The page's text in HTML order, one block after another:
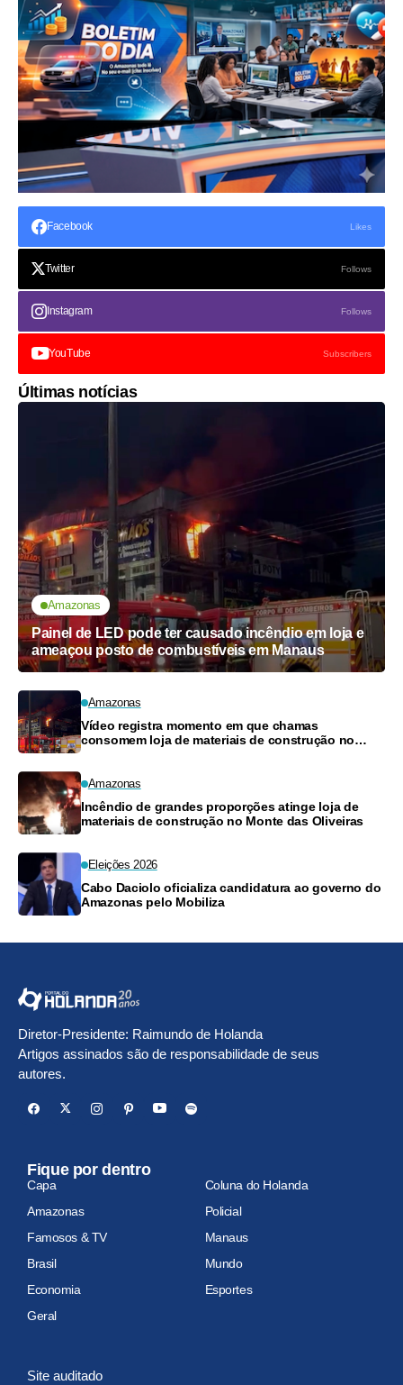
Facebook Likes
Twitter Follows
Instagram Follows
YouTube Subscribers
Últimas notícias
Amazonas
Painel de LED pode ter causado incêndio em loja e
ameaçou posto de combustíveis em Manaus
Amazonas
Vídeo registra momento em que chamas
consomem loja de materiais de construção no
Amazonas
Incêndio de grandes proporções atinge loja de
materiais de construção no Monte das Oliveiras
Eleições 2026
Cabo Daciolo oficializa candidatura ao governo do
Amazonas pelo Mobiliza
Diretor-Presidente: Raimundo de Holanda
Artigos assinados são de responsabilidade de seus
autores.
Fique por dentro
Capa
Coluna do Holanda
Amazonas
Policial
Famosos & TV
Manaus
Brasil
Mundo
Economia
Esportes
Geral
Site auditado